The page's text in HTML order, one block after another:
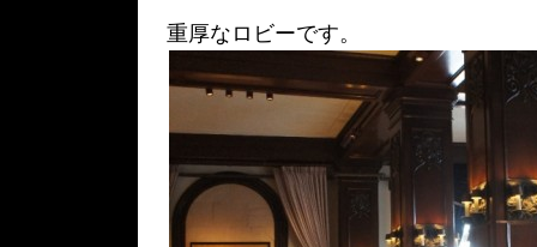
重厚なロビーです。